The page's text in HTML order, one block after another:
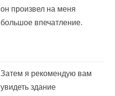
он произвел на меня
большое впечатление.
Затем я рекомендую вам
увидеть здание